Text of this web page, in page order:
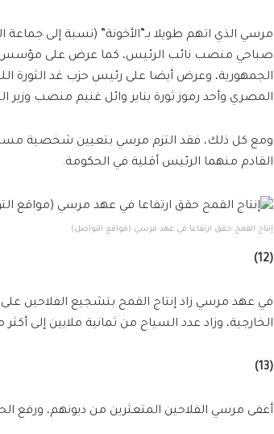
مرسي الذي اتهم طويلا بـ”الأخونة” (نسبة إلى
الجمهورية، وعرض أيضا على رئيس حزب غد الثورة
المصري وأحد رموز ثورة يناير وائل غنيم منصب
ومع كل ذلك، فقد التزم مرسي بتعيين شخصية
القادم منهما الرئيس أقلية في الحكومة.
‪إنتاج القمح حقق ارتفاعا في عهد مرسي‬ (مواقع التواصل)
(12)
في عهد مرسي زاد إنتاج القمح بتشجيع الفلاحين على
الخارجية، وزاد عدد السياح من ثمانية ملايين إلى
(13)
أعفى مرسي الفلاحين المتعثرين من ديونهم، ورفع الحد